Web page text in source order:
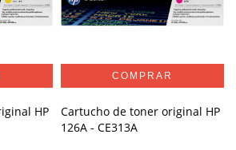
HP
Cartucho de toner original HP
126A - CE313A